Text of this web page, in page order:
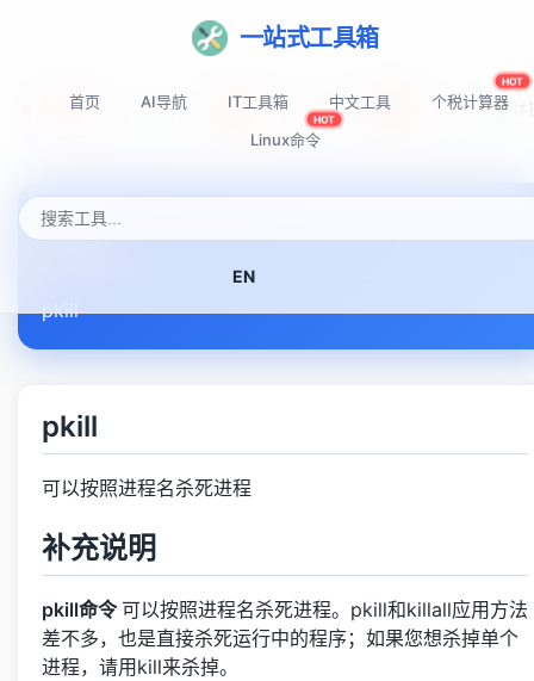
一站式工具箱
首页 AI导航 IT工具箱 中文工具 个税计算器
HOT
Linux命令
HOT
EN
🔥 热门推荐: Top-AI-Tools NEW AI提示词秘籍 NEW AI IDE智能体
pkill
pkill
pkill
可以按照进程名杀死进程
补充说明
pkill命令可以按照进程名杀死进程。pkill和killall应用方法
差不多，也是直接杀死运行中的程序；如果您想杀掉单个
进程，请用kill来杀掉。